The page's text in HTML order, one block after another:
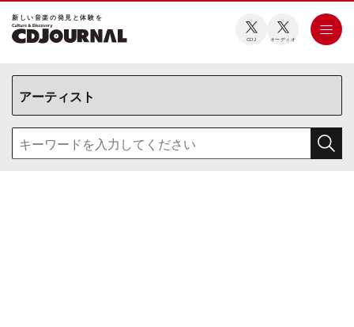
新しい⾳楽の発⾒と体験を
CDJ オーディオ